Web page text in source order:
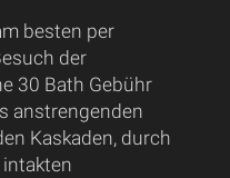
besten per
der
30 Bath Gebühr
anstrengenden
Kaskaden, durch